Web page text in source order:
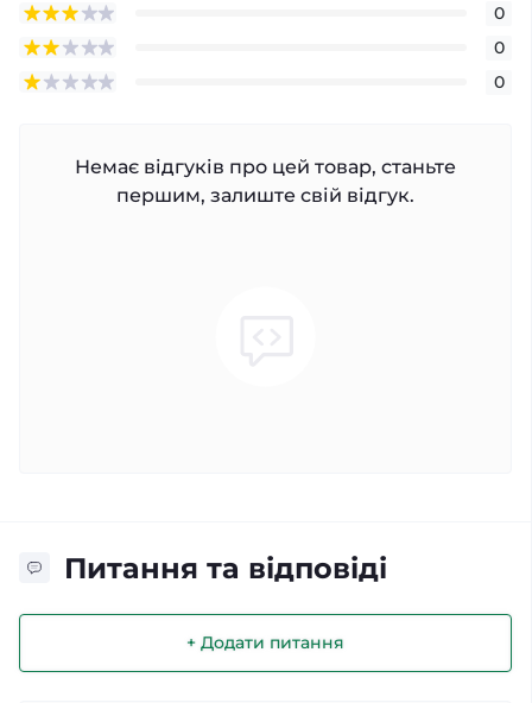
0
0
0
Немає відгуків про цей товар, станьте
першим, залиште свій відгук.
Питання та відповіді
+ Додати питання